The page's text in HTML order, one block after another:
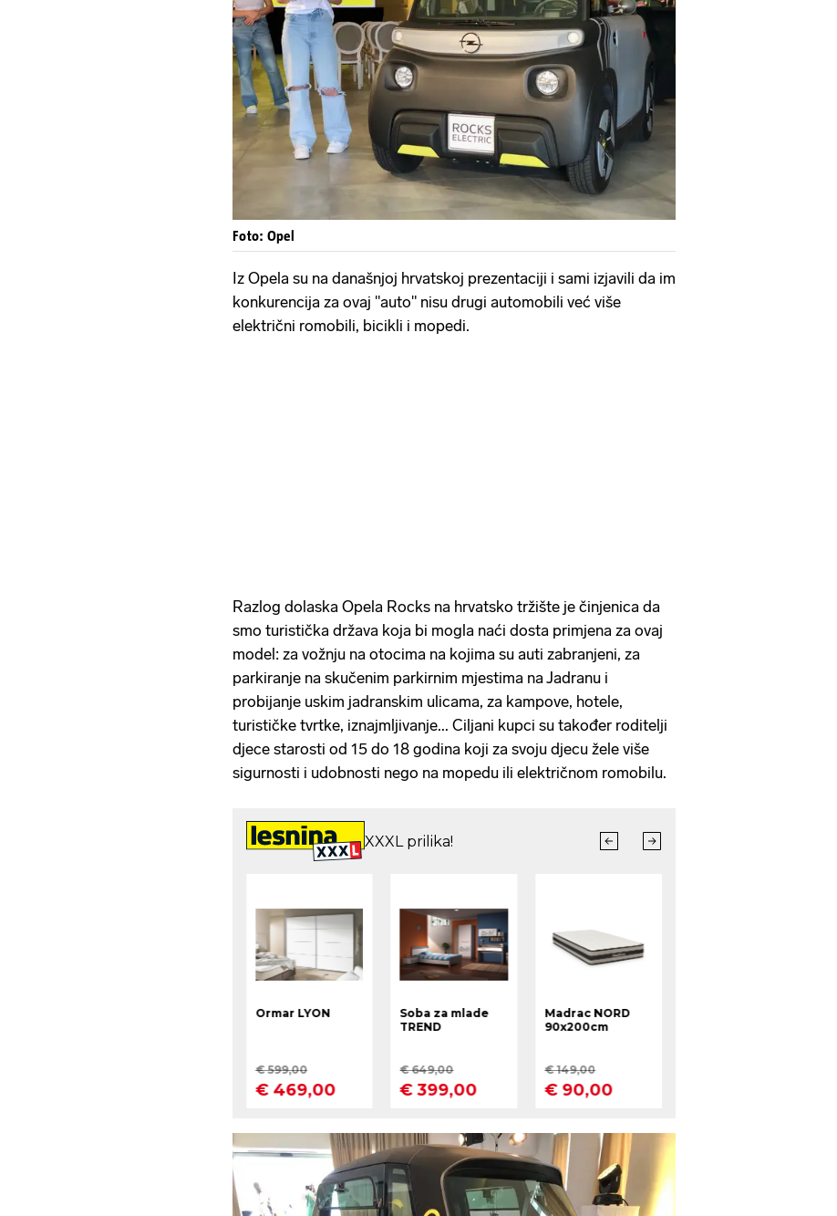
Foto: Opel
Iz Opela su na današnjoj hrvatskoj prezentaciji i sami izjavili da im
konkurencija za ovaj "auto" nisu drugi automobili već više
električni romobili, bicikli i mopedi.
Razlog dolaska Opela Rocks na hrvatsko tržište je činjenica da
smo turistička država koja bi mogla naći dosta primjena za ovaj
model: za vožnju na otocima na kojima su auti zabranjeni, za
parkiranje na skučenim parkirnim mjestima na Jadranu i
probijanje uskim jadranskim ulicama, za kampove, hotele,
turističke tvrtke, iznajmljivanje... Ciljani kupci su također roditelji
djece starosti od 15 do 18 godina koji za svoju djecu žele više
sigurnosti i udobnosti nego na mopedu ili električnom romobilu.